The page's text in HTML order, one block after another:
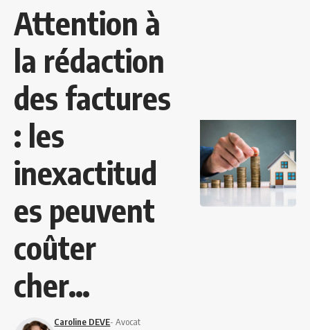
Attention à
la rédaction
des factures
: les
inexactitud
es peuvent
coûter
cher…
Caroline DEVE- Avocat